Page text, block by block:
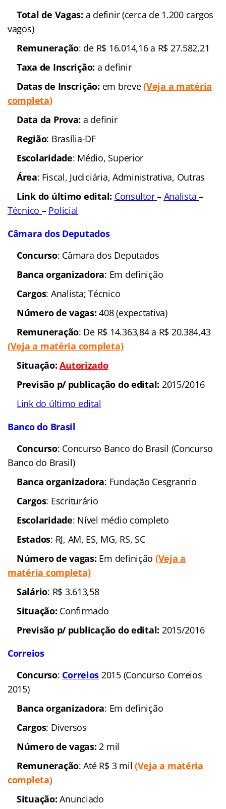
Total de Vagas: a definir (cerca de 1.200 cargos
vagos)
Remuneração: de R$ 16.014,16 a R$ 27.582,21
Taxa de Inscrição: a definir
Datas de Inscrição: em breve(Veja a matéria
completa)
Data da Prova: a definir
Região: Brasília-DF
Escolaridade: Médio, Superior
Área: Fiscal, Judiciária, Administrativa, Outras
Link do último edital: Consultor– Analista–
Técnico – Policial
Câmara dos Deputados
Concurso: Câmara dos Deputados
Banca organizadora: Em definição
Cargos: Analista; Técnico
Número de vagas:408 (expectativa)
Remuneração: De R$ 14.363,84 a R$ 20.384,43
(Veja a matéria completa)
Situação:Autorizado
Previsão p/ publicação do edital: 2015/2016
Link do último edital
Banco do Brasil
Concurso: Concurso Banco do Brasil (Concurso
Banco do Brasil)
Banca organizadora: Fundação Cesgranrio
Cargos: Escriturário
Escolaridade: Nível médio completo
Estados: RJ, AM, ES, MG, RS, SC
Número de vagas: Em definição (Veja a
matéria completa)
Salário: R$ 3.613,58
Situação: Confirmado
Previsão p/ publicação do edital: 2015/2016
Correios
Concurso: Correios 2015 (Concurso Correios
2015)
Banca organizadora: Em definição
Cargos: Diversos
Número de vagas: 2 mil
Remuneração: Até R$ 3 mil (Veja a matéria
completa)
Situação:Anunciado